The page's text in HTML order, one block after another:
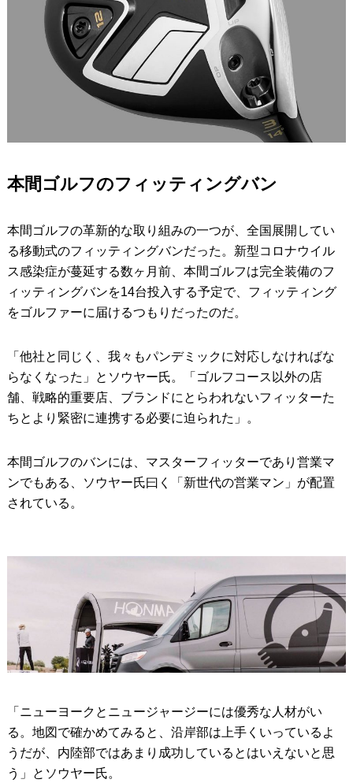
本間ゴルフのフィッティングバン
本間ゴルフの革新的な取り組みの一つが、全国展開してい
る移動式のフィッティングバンだった。新型コロナウイル
ス感染症が蔓延する数ヶ月前、本間ゴルフは完全装備のフ
ィッティングバンを14台投入する予定で、フィッティング
をゴルファーに届けるつもりだったのだ。
「他社と同じく、我々もパンデミックに対応しなければな
らなくなった」とソウヤー氏。「ゴルフコース以外の店
舗、戦略的重要店、ブランドにとらわれないフィッターた
ちとより緊密に連携する必要に迫られた」。
本間ゴルフのバンには、マスターフィッターであり営業マ
ンでもある、ソウヤー氏曰く「新世代の営業マン」が配置
されている。
「ニューヨークとニュージャージーには優秀な人材がい
る。地図で確かめてみると、沿岸部は上手くいっているよ
うだが、内陸部ではあまり成功しているとはいえないと思
う」とソウヤー氏。